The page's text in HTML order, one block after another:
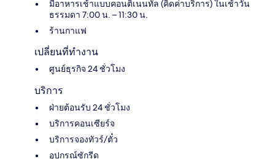
มีอาหารเช้าแบบคอนติเนนทัล (คิดค่าบริการ) ในเช้าวัน
ธรรมดา 7:00 น. – 11:30 น.
ร้านกาแฟ
เปลี่ยนที่ทำงาน
ศูนย์ธุรกิจ 24 ชั่วโมง
บริการ
ฝ่ายต้อนรับ 24 ชั่วโมง
บริการคอนเซียร์จ
บริการจองทัวร์/ตั๋ว
อุปกรณ์ซักรีด